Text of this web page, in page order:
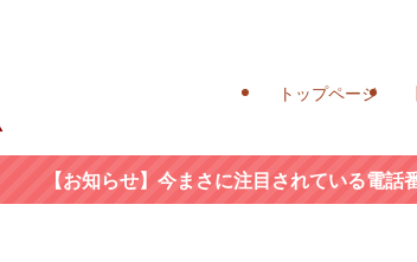
トップページ
【お知らせ】今まさに注目されている電